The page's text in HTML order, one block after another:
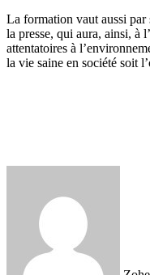
La formation vaut aussi par
la presse, qui aura, ainsi, à
attentatoires à
la vie saine en société soit